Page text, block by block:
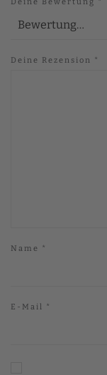
Deine Rezension *
Name *
E-Mail *